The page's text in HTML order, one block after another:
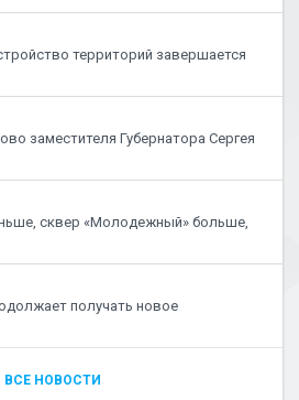
территорий завершается
заместителя Губернатора Сергея
сквер «Молодежный» больше,
получать новое
ВСЕ НОВОСТИ